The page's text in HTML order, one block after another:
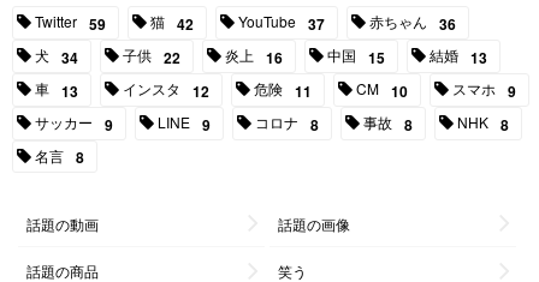
Twitter 59 猫 42 YouTube 37 赤ちゃん 36
犬 34 子供 22 炎上 16 中国 15 結婚 13
車 13 インスタ 12 危険 11 CM 10 スマホ 9
サッカー 9 LINE 9 コロナ 8 事故 8 NHK 8
名言 8
話題の動画 話題の画像
話題の商品 笑う